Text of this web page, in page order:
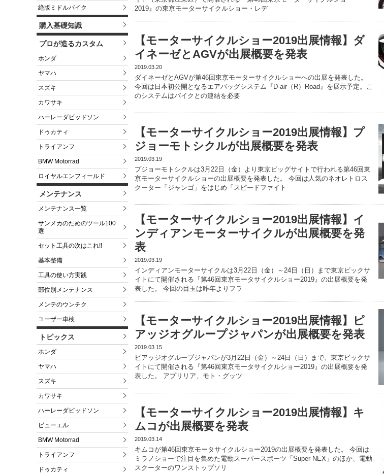
絶版ミドルバイク
購入基礎知識
プロが造るカスタム
ホンダ
ヤマハ
スズキ
カワサキ
ハーレーダビッドソン
ドゥカティ
トライアンフ
BMW Motorrad
ロイヤルエンフィールド
メンテナンス
メンテナンス一覧
サンメカのためのツール100
選
セット工具の次はこれ!!
基本整備
工具の使い方実践
部位別メンテナンス
メンテのウンチク
ユーザー車検
トピックス
ホンダ
ヤマハ
スズキ
カワサキ
ハーレーダビッドソン
ビューエル
BMW Motorrad
トライアンフ
ドゥカティ
2019』の東京モーターサイクルショー・レデ
【モーターサイクルショー2019出展情報】ダ
イネーゼとAGVが出展概要を発表
2019.03.20
ダイネーゼとAGVが第46回東京モーターサイクルショーへの出展を発表した。
今回は日本初公開となるエアバッグシステム『D-air（R）Road』を展示予定。こ
のシステムはバイクとの連結を必要
【モーターサイクルショー2019出展情報】プ
ジョーモトシクルが出展概要を発表
2019.03.19
プジョーモトシクルは3月22日（金）より東京ビッグサイトで行われる第46回東
京モーターサイクルショーの出展概要を発表した。 今回は人気のネオレトロス
クーター「ジャンゴ」をはじめ「スピードファイト
【モーターサイクルショー2019出展情報】イ
ンディアンモーターサイクルが出展概要を発
表
2019.03.19
インディアンモーターサイクルは3月22日（金）～24日（日）まで東京ビックサ
イトにて開催される『第46回東京モータサイクルショー2019』の出展概要を発
表した。 今回の目玉は昨年よりフラ
【モーターサイクルショー2019出展情報】ピ
アッジオグループジャパンが出展概要を発表
2019.03.15
ピアッジオグループジャパンが3月22日（金）～24日（日）まで、東京ビックサ
イトにて開催される『第46回東京モータサイクルショー2019』の出展概要を発
表した。 アプリリア、モト・グッツ
【モーターサイクルショー2019出展情報】キ
ムコが出展概要を発表
2019.03.14
キムコが第46回東京モータサイクルショー2019の出展概要を発表した。 今回は
ミラノショーで注目を集めた電動スーパースポーツ「Super NEX」のほか、電動
スクーターのワンストップソリ